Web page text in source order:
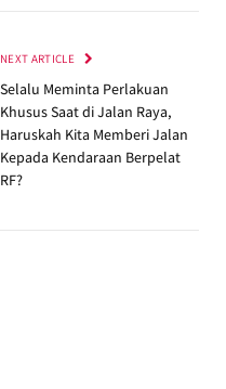
NEXT ARTICLE
Selalu Meminta Perlakuan
Khusus Saat di Jalan Raya,
Haruskah Kita Memberi Jalan
Kepada Kendaraan Berpelat
RF?